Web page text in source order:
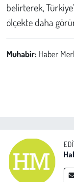
belirterek,
ölçekte daha
Muhabir: Haber